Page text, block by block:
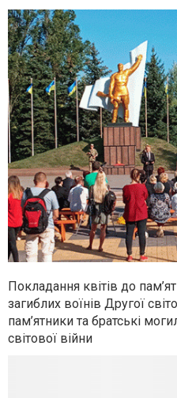
Покладання квітів до
загиблих воїнів Другої
пам’ятники та братські
світової війни